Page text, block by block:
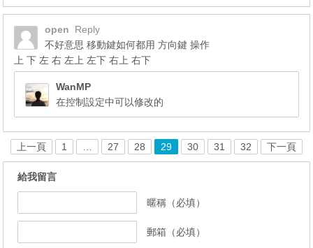
open
Reply
不好意思 移動鍵如何都用 方向鍵 操作
上 下 左 右 左上 左下 右上 右下
WanMP
在控制設定中可以修改的
上一頁 1 27 28 29 30 31 32 下一頁
給我留言
暱稱（必填）
郵箱（必填）